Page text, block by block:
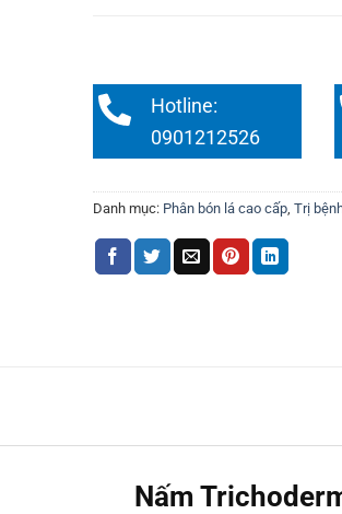
Hotline:
0901212526
Danh mục: Phân bón lá cao cấp Trị
Nấm